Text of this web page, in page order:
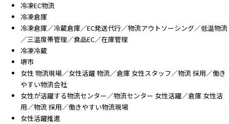
冷凍EC物流
冷凍倉庫
冷凍倉庫／冷蔵倉庫／EC発送代行／物流アウトソーシング／低温物流
／三温度帯管理／食品EC／在庫管理
冷凍冷蔵
堺市
女性 物流現場／女性活躍 物流／倉庫 女性スタッフ／物流 採用／働き
やすい物流会社
女性が活躍する物流センター／物流センター 女性活躍／倉庫 女性活
用／物流 採用／働きやすい物流現場
女性活躍推進